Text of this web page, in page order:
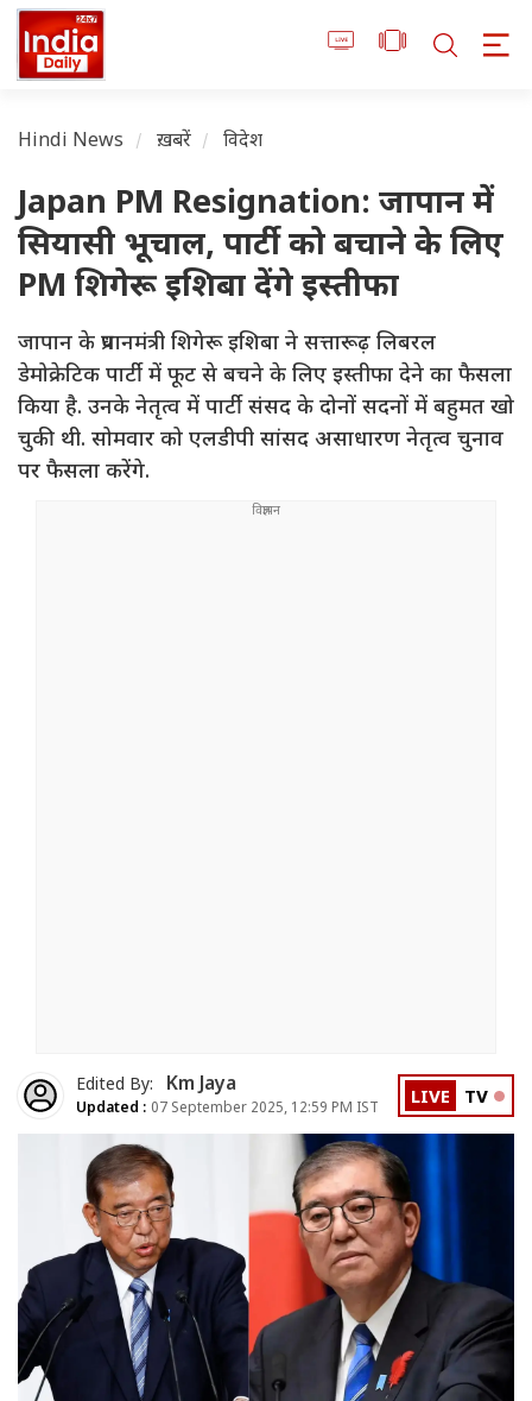
Hindi News ख़बरें विदेश
Japan PM Resignation: जापान में
सियासी भूचाल, पार्टी को बचाने के लिए
PM शिगेरू इशिबा देंगे इस्तीफा
जापान के प्रधानमंत्री शिगेरू इशिबा ने सत्तारूढ़ लिबरल
डेमोक्रेटिक पार्टी में फूट से बचने के लिए इस्तीफा देने का फैसला
किया है. उनके नेतृत्व में पार्टी संसद के दोनों सदनों में बहुमत खो
चुकी थी. सोमवार को एलडीपी सांसद असाधारण नेतृत्व चुनाव
पर फैसला करेंगे.
Edited By: Km Jaya
Updated : 07 September 2025, 12:59 PM IST LIVE TV